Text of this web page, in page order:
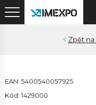
EAN: 5400540057925
Kód: 1429000